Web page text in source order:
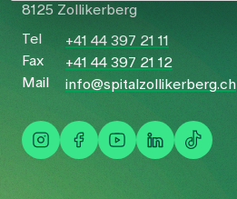
8125 Zollikerberg
Tel
+41 44 397 21 11
Fax
+41 44 397 21 12
Mail
info@spitalzollikerberg.ch